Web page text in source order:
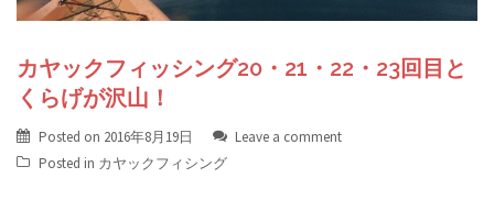
カヤックフィッシング20・21・22・23回目と
くらげが沢山！
Posted on 2016年8月19日
Leave a comment
Posted in カヤックフィシング